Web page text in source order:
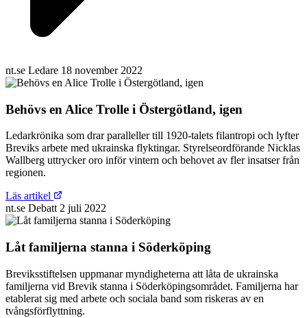
nt.se Ledare 18 november 2022
Behövs en Alice Trolle i Östergötland, igen
Ledarkrönika som drar paralleller till 1920-talets filantropi och lyfter
Breviks arbete med ukrainska flyktingar. Styrelseordförande Nicklas
Wallberg uttrycker oro inför vintern och behovet av fler insatser från
regionen.
Läs artikel
nt.se Debatt2 juli 2022
Låt familjerna stanna i Söderköping
Breviksstiftelsen uppmanar myndigheterna att låta de ukrainska
familjerna vid Brevik stanna i Söderköpingsområdet. Familjerna har
etablerat sig med arbete och sociala band som riskeras av en
tvångsförflyttning.